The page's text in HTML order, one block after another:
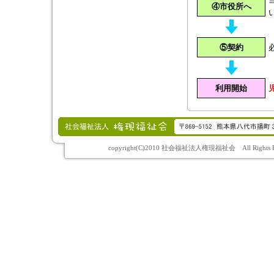
④市役所へ
⑤契約
利用開始
copyright(C)2010 社会福祉法人権現福祉会 All Rights